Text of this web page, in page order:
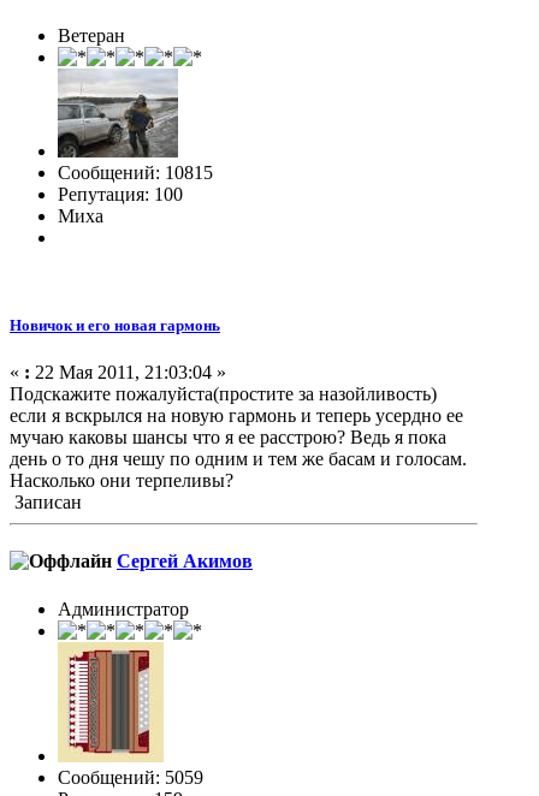
Ветеран
Сообщений: 10815
Репутация: 100
Миха
Новичок и его новая гармонь
« : 22 Мая 2011, 21:03:04 »
Подскажите пожалуйста(простите за назойливость)
если я вскрылся на новую гармонь и теперь усердно ее
мучаю каковы шансы что я ее расстрою? Ведь я пока
день о то дня чешу по одним и тем же басам и голосам.
Насколько они терпеливы?
Записан
Сергей Акимов
Администратор
Сообщений: 5059